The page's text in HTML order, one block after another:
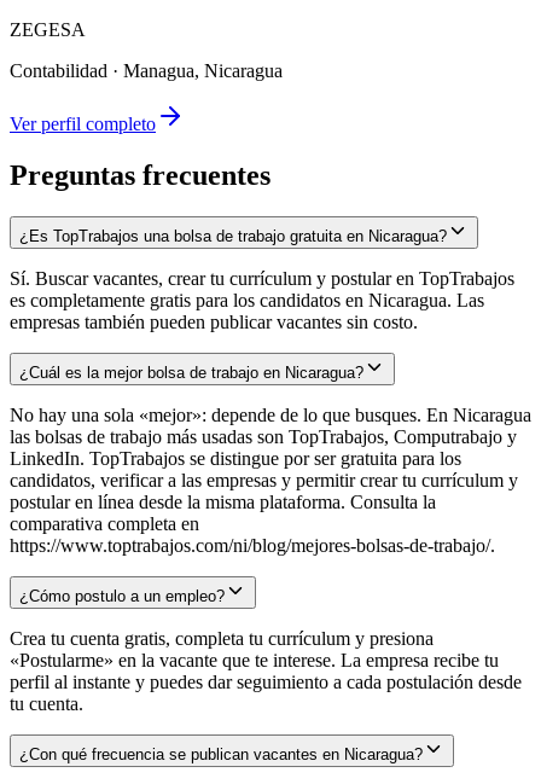
ZEGESA
Contabilidad · Managua, Nicaragua
Ver perfil completo
Preguntas frecuentes
¿Es TopTrabajos una bolsa de trabajo gratuita en Nicaragua?
Sí. Buscar vacantes, crear tu currículum y postular en TopTrabajos
es completamente gratis para los candidatos en Nicaragua. Las
empresas también pueden publicar vacantes sin costo.
¿Cuál es la mejor bolsa de trabajo en Nicaragua?
No hay una sola «mejor»: depende de lo que busques. En Nicaragua
las bolsas de trabajo más usadas son TopTrabajos, Computrabajo y
LinkedIn. TopTrabajos se distingue por ser gratuita para los
candidatos, verificar a las empresas y permitir crear tu currículum y
postular en línea desde la misma plataforma. Consulta la
comparativa completa en
https://www.toptrabajos.com/ni/blog/mejores-bolsas-de-trabajo/.
¿Cómo postulo a un empleo?
Crea tu cuenta gratis, completa tu currículum y presiona
«Postularme» en la vacante que te interese. La empresa recibe tu
perfil al instante y puedes dar seguimiento a cada postulación desde
tu cuenta.
¿Con qué frecuencia se publican vacantes en Nicaragua?